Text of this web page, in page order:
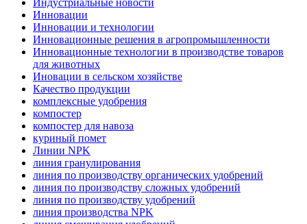
Индустриальные новости
Инновации
Инновации и технологии
Инновационные решения в агропромышленности
Инновационные технологии в производстве товаров
для животных
Иновации в сельском хозяйстве
Качество продукции
комплексные удобрения
компостер
компостер для навоза
куриный помет
Линии NPK
линия гранулирования
линия по производству органических удобрений
линия по производству сложных удобрений
линия по производству удобрений
линия производства NPK